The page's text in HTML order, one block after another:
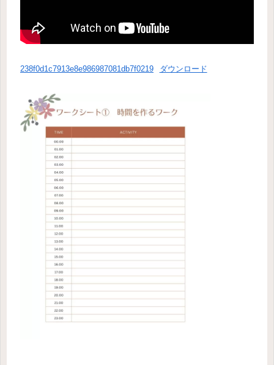
238f0d1c7913e8e986987081db7f0219 ダウンロード